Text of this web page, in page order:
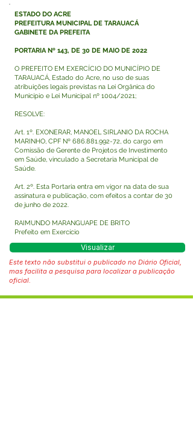
ESTADO DO ACRE
PREFEITURA MUNICIPAL DE TARAUACÁ
GABINETE DA PREFEITA
PORTARIA Nº 143, DE 30 DE MAIO DE 2022
O PREFEITO EM EXERCÍCIO DO MUNICÍPIO DE
TARAUACÁ, Estado do Acre, no uso de suas
atribuições legais previstas na Lei Orgânica do
Município e Lei Municipal nº 1004/2021;
RESOLVE:
Art. 1º. EXONERAR, MANOEL SIRLANIO DA ROCHA
MARINHO, CPF Nº 686.881.992-72, do cargo em
Comissão de Gerente de Projetos de Investimento
em Saúde, vinculado a Secretaria Municipal de
Saúde.
Art. 2º. Esta Portaria entra em vigor na data de sua
assinatura e publicação, com efeitos a contar de 30
de junho de 2022.
RAIMUNDO MARANGUAPE DE BRITO
Prefeito em Exercício
Visualizar
Este texto não substitui o publicado no Diário Oficial,
mas facilita a pesquisa para localizar a publicação
oficial.